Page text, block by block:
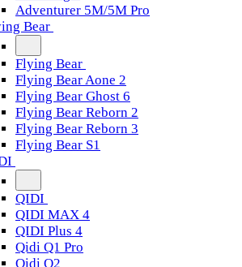
Adventurer 5M/5M Pro
Bear
Flying Bear
Flying Bear Aone 2
Flying Bear Ghost 6
Flying Bear Reborn 2
Flying Bear Reborn 3
Flying Bear S1
QIDI
QIDI MAX 4
QIDI Plus 4
Qidi Q1 Pro
Qidi Q2